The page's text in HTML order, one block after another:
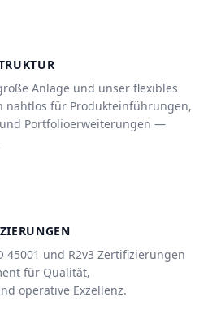
Anlage und unser flexibles
nahtlos für Produkteinführungen,
Portfolioerweiterungen —
45001 und R2v3 Zertifizierungen
für Qualität,
operative Exzellenz.